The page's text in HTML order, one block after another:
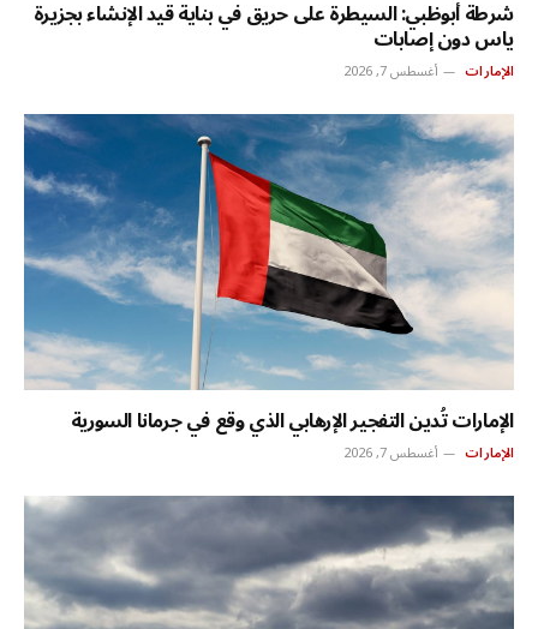
شرطة أبوظبي: السيطرة على حريق في بناية قيد الإنشاء بجزيرة
ياس دون إصابات
الإمارات أغسطس 7, 2026
الإمارات تُدين التفجير الإرهابي الذي وقع في جرمانا السورية
الإمارات أغسطس 7, 2026